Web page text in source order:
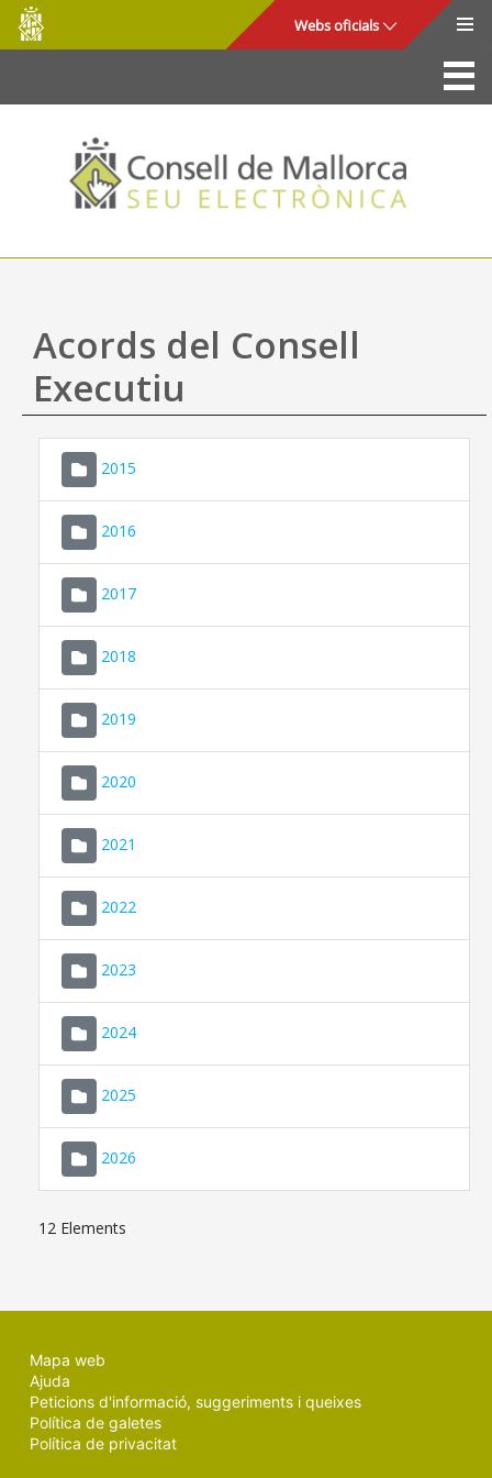
Salta al contingut principal
Consell
de
Mallorca
Webs oficials
La Seu
Consell de Mallorca
Accés i seguretat
Utilitats
Ajuda
Acords del Consell
Executiu
2015
2016
2017
2018
2019
2020
2021
2022
2023
2024
2025
2026
12 Elements
Mapa web
Ajuda
Peticions d'informació, suggeriments i queixes
Política de galetes
Política de privacitat